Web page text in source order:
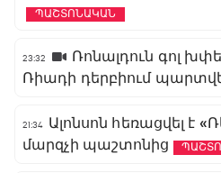
ՊԱՇՏՈՆԱԿԱՆ
23:32
Ռոնալդուն գոլ
Ռիադի դերբիում
21:34 Ալոնսոն հեռացվել է
մարզչի պաշտոնից